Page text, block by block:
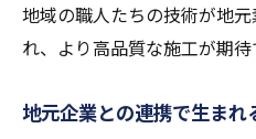
地域の職人たちの技術が地
れ、より高品質な施工が期待
地元企業との連携で生まれ